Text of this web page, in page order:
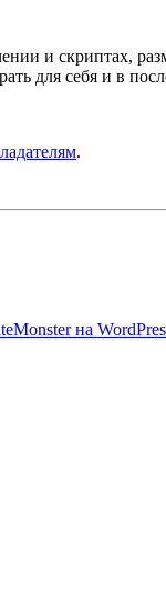
и скриптах,
для себя и в
.
на